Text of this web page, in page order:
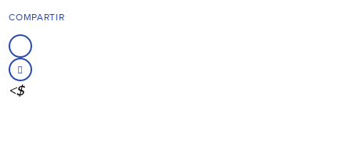
COMPARTIR
<$